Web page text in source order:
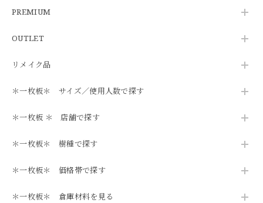
PREMIUM
OUTLET
リメイク品
＊一枚板＊ サイズ／使用人数で探す
＊一枚板 ＊ 店舗で探す
＊一枚板＊ 樹種で探す
＊一枚板＊ 価格帯で探す
＊一枚板＊ 倉庫材料を見る